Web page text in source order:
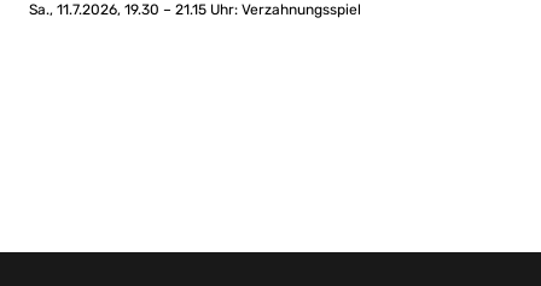
Sa., 11.7.2026, 19.30 – 21.15 Uhr: Verzahnungsspiel